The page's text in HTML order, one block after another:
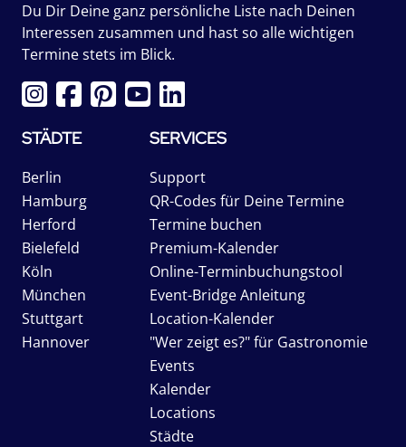
Du Dir Deine ganz persönliche Liste nach Deinen
Interessen zusammen und hast so alle wichtigen
Termine stets im Blick.
STÄDTE
Berlin
Hamburg
Herford
Bielefeld
Köln
München
Stuttgart
Hannover
SERVICES
Support
QR-Codes für Deine Termine
Termine buchen
Premium-Kalender
Online-Terminbuchungstool
Event-Bridge Anleitung
Location-Kalender
"Wer zeigt es?" für Gastronomie
Events
Kalender
Locations
Städte